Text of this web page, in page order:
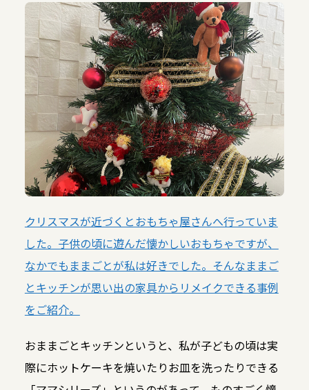
クリスマスが近づくとおもちゃ屋さんへ行っていま
した。子供の頃に遊んだ懐かしいおもちゃですが、
なかでもままごとが私は好きでした。そんなままご
とキッチンが思い出の家具からリメイクできる事例
をご紹介。
おままごとキッチンというと、私が子どもの頃は実
際にホットケーキを焼いたりお皿を洗ったりできる